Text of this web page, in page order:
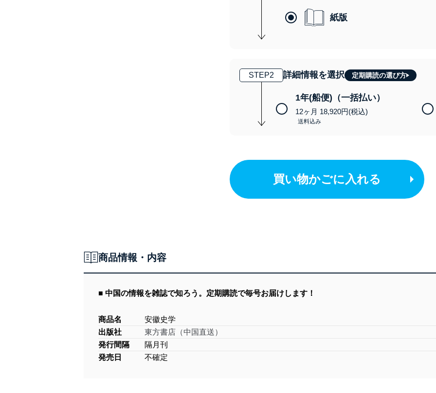
紙版
STEP2 詳細情報を選択 定期購読の選び方
1年(船便)（一括払い）
12ヶ月 18,920円(税込)
送料込み
買い物かごに入れる
商品情報・内容
■ 中国の情報を雑誌で知ろう。定期購読で毎号お届けします！
商品名
安徽史学
出版社
東方書店（中国直送）
発行間隔
隔月刊
発売日
不確定